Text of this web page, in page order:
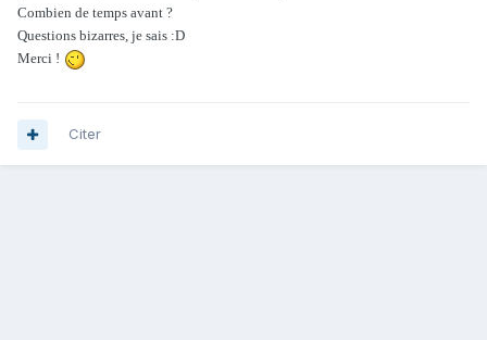
Combien de temps avant ?
Questions bizarres, je sais :D
Merci !
Citer